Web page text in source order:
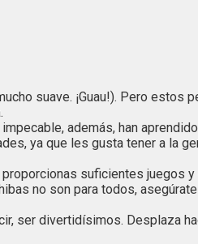
suave. ¡Guau!). Pero estos
además, han
ya que les gusta tener a la
suficientes juegos
no son para todos,
ser divertidísimos. Desplaza